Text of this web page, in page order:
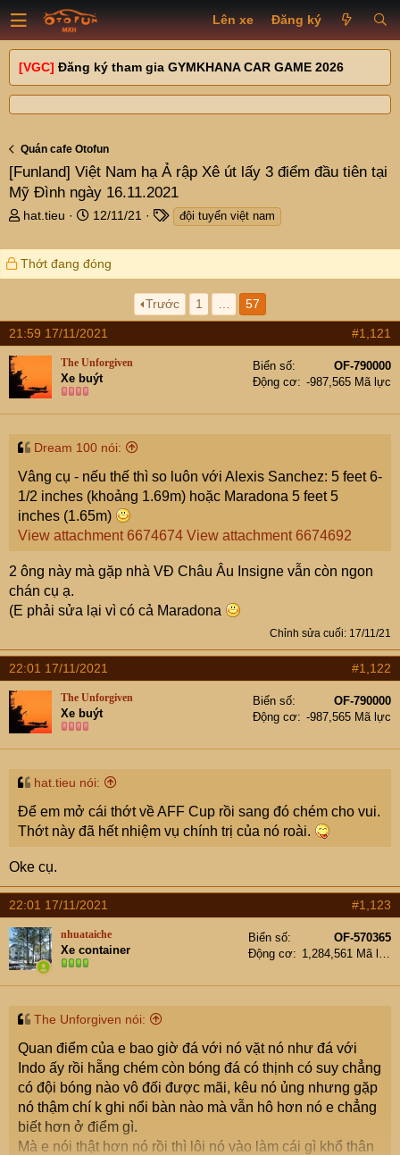
Lên xe Đăng ký
[VGC] Đăng ký tham gia GYMKHANA CAR GAME 2026
Quán cafe Otofun
[Funland] Việt Nam hạ Ả rập Xê út lấy 3 điểm đầu tiên tại
Mỹ Đình ngày 16.11.2021
T
r
e
a
t
a
t
e
r
hat.tieu
N
à
y
g
12/11/21
T
g
đội tuyển việt nam
Thớt đang đóng
Trước 1 57
21:59 17/11/2021 #1,121
The Unforgiven
Xe buýt
Biển số
OF-790000
Động cơ
-987,565 Mã lực
Dream 100 nói:
Vâng cụ - nếu thế thì so luôn với Alexis Sanchez: 5 feet 6-
1/2 inches (khoảng 1.69m) hoặc Maradona 5 feet 5
inches (1.65m)
View attachment 6674674 View attachment 6674692
2 ông này mà gặp nhà VĐ Châu Âu Insigne vẫn còn ngon
chán cụ ạ.
(E phải sửa lại vì có cả Maradona
Chỉnh sửa cuối: 17/11/21
22:01 17/11/2021 #1,122
The Unforgiven
Xe buýt
Biển số
OF-790000
Động cơ
-987,565 Mã lực
hat.tieu nói:
Để em mở cái thớt về AFF Cup rồi sang đó chém cho vui.
Thớt này đã hết nhiệm vụ chính trị của nó roài.
Oke cụ.
22:01 17/11/2021 #1,123
nhuataiche
Xe container
Biển số
OF-570365
Động cơ
1,284,561 Mã lực
The Unforgiven nói:
Quan điểm của e bao giờ đá với nó vặt nó như đá với
Indo ấy rồi hẵng chém còn bóng đá có thịnh có suy chẳng
có đội bóng nào vô đối được mãi, kêu nó ủng nhưng gặp
nó thậm chí k ghi nổi bàn nào mà vẫn hô hơn nó e chẳng
biết hơn ở điểm gì.
Mà e nói thật hơn nó rồi thì lôi nó vào làm cái gì khổ thân